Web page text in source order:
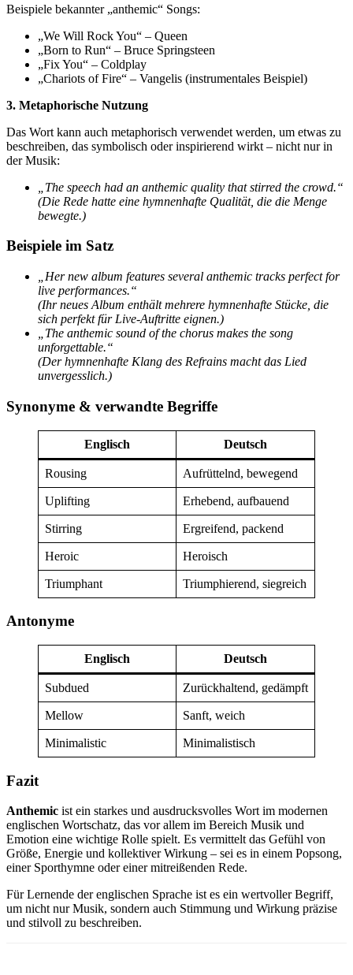
Beispiele bekannter „anthemic“ Songs:
„We Will Rock You“ – Queen
„Born to Run“ – Bruce Springsteen
„Fix You“ – Coldplay
„Chariots of Fire“ – Vangelis (instrumentales Beispiel)
3. Metaphorische Nutzung
Das Wort kann auch metaphorisch verwendet werden, um etwas zu
beschreiben, das symbolisch oder inspirierend wirkt – nicht nur in
der Musik:
„The speech had an anthemic quality that stirred the crowd.“
(Die Rede hatte eine hymnenhafte Qualität, die die Menge
bewegte.)
Beispiele im Satz
„Her new album features several anthemic tracks perfect for
live performances.“
(Ihr neues Album enthält mehrere hymnenhafte Stücke, die
sich perfekt für Live-Auftritte eignen.)
„The anthemic sound of the chorus makes the song
unforgettable.“
(Der hymnenhafte Klang des Refrains macht das Lied
unvergesslich.)
Synonyme & verwandte Begriffe
Englisch Deutsch
Rousing Aufrüttelnd, bewegend
Uplifting Erhebend, aufbauend
Stirring Ergreifend, packend
Heroic Heroisch
Triumphant Triumphierend, siegreich
Antonyme
Englisch Deutsch
Subdued Zurückhaltend, gedämpft
Mellow Sanft, weich
Minimalistic Minimalistisch
Fazit
Anthemic ist ein starkes und ausdrucksvolles Wort im modernen
englischen Wortschatz, das vor allem im Bereich Musik und
Emotion eine wichtige Rolle spielt. Es vermittelt das Gefühl von
Größe, Energie und kollektiver Wirkung – sei es in einem Popsong,
einer Sporthymne oder einer mitreißenden Rede.
Für Lernende der englischen Sprache ist es ein wertvoller Begriff,
um nicht nur Musik, sondern auch Stimmung und Wirkung präzise
und stilvoll zu beschreiben.